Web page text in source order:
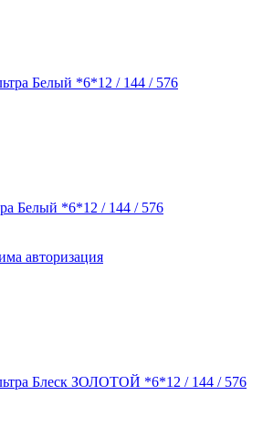
Белый *6*12 / 144 / 576
авторизация